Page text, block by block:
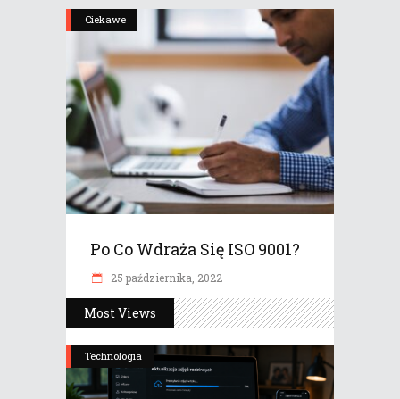
Ciekawe
Po Co Wdraża Się ISO 9001?
25 października, 2022
Most Views
Technologia